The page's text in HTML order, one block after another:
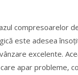
compresoarelor
este adesea
excelente.
care apar probleme,